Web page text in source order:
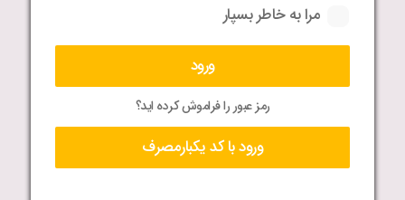
مرا به خاطر بسپار
ورود
رمز عبور را فراموش کرده اید؟
ورود با کد یکبارمصرف